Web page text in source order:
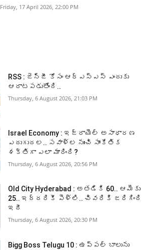
Friday, 17 April 2026, 22:00 PM
RSS : జెన్‌జీ కోసం ఆర్‌ఎస్‌ఎస్‌ ఎందుకు
ఆరాటపడుతోంది..
Thursday, 6 August 2026, 21:03 PM
Israel Economy : ఇజ్రాయెల్‌ అసాధారణ
ఎదుగుదల.. సవాళ్ల నుంచి సాంకేతిక
శక్తిగా ఎలా మారింది?
Thursday, 6 August 2026, 20:56 PM
Old City Hyderabad : అతడికి 60.. ఆమెకు
25.. ఇద్దరికీ పెళ్లి.. చివరికి జరిగింది
ఇదీ
Thursday, 6 August 2026, 20:30 PM
Bigg Boss Telugu 10 : ఉప్పల్ బాలును